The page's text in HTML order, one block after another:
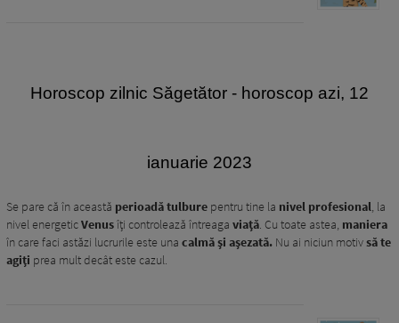
Horoscop zilnic Săgetător - horoscop azi, 12
ianuarie 2023
Se pare că în această perioadă tulbure pentru tine la nivel profesional, la
nivel energeticVenusîți controlează întreaga viață. Cu toate astea, maniera
în care faci astăzi lucrurile este una calmă și așezată. Nu ai niciun motivsă te
agiți prea mult decât este cazul.